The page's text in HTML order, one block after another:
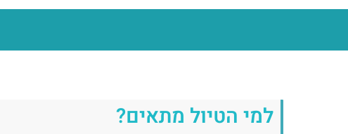
למי הטיול מתאים?